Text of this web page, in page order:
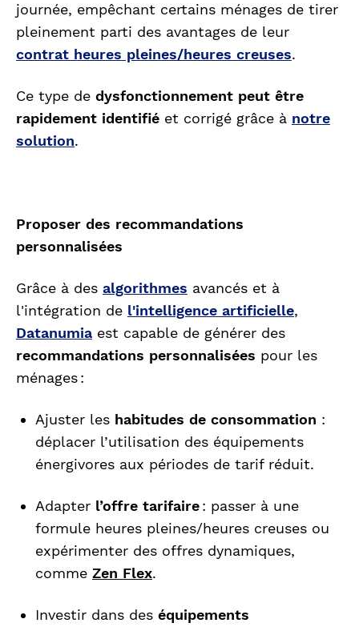
journée, empêchant certains ménages de tirer
pleinement parti des avantages de leur
contrat heures pleines/heures creuses.
Ce type de dysfonctionnement peut être
rapidement identifié et corrigé grâce à notre
solution.
Proposer des recommandations
personnalisées
Grâce à des algorithmes avancés et à
l'intégration de l'intelligence artificielle,
Datanumia est capable de générer des
recommandations personnalisées pour les
ménages :
Ajuster les habitudes de consommation :
déplacer l’utilisation des équipements
énergivores aux périodes de tarif réduit.
Adapter l’offre tarifaire: passer à une
formule heures pleines/heures creuses ou
expérimenter des offres dynamiques,
comme Zen Flex.
Investir dans des équipements